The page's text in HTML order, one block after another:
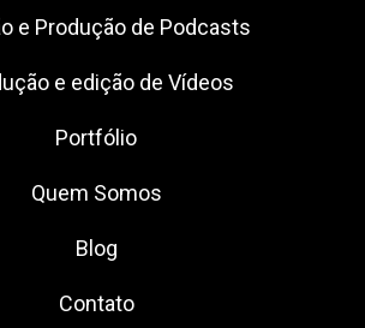
e Produção de Podcasts
e edição de Vídeos
Portfólio
Quem Somos
Blog
Contato